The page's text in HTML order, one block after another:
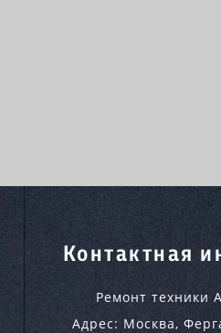
Контактная
Ремонт техники
Адрес: Москва,